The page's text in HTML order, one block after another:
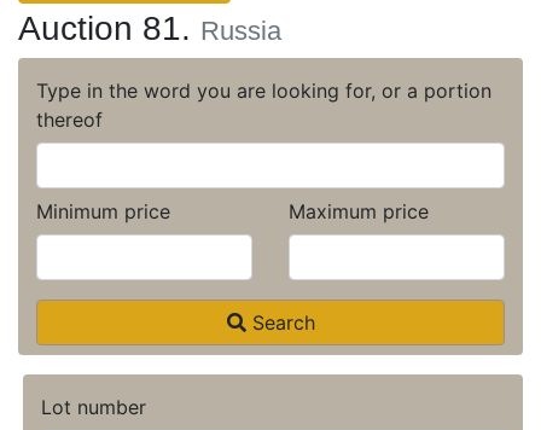
Auction 81. Russia
Type in the word you are looking for, or a portion
thereof
Minimum price Maximum price
Search
Lot number